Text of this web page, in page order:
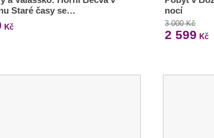
Staré časy se…
Kč
nocí
3 000 Kč
2 599 Kč